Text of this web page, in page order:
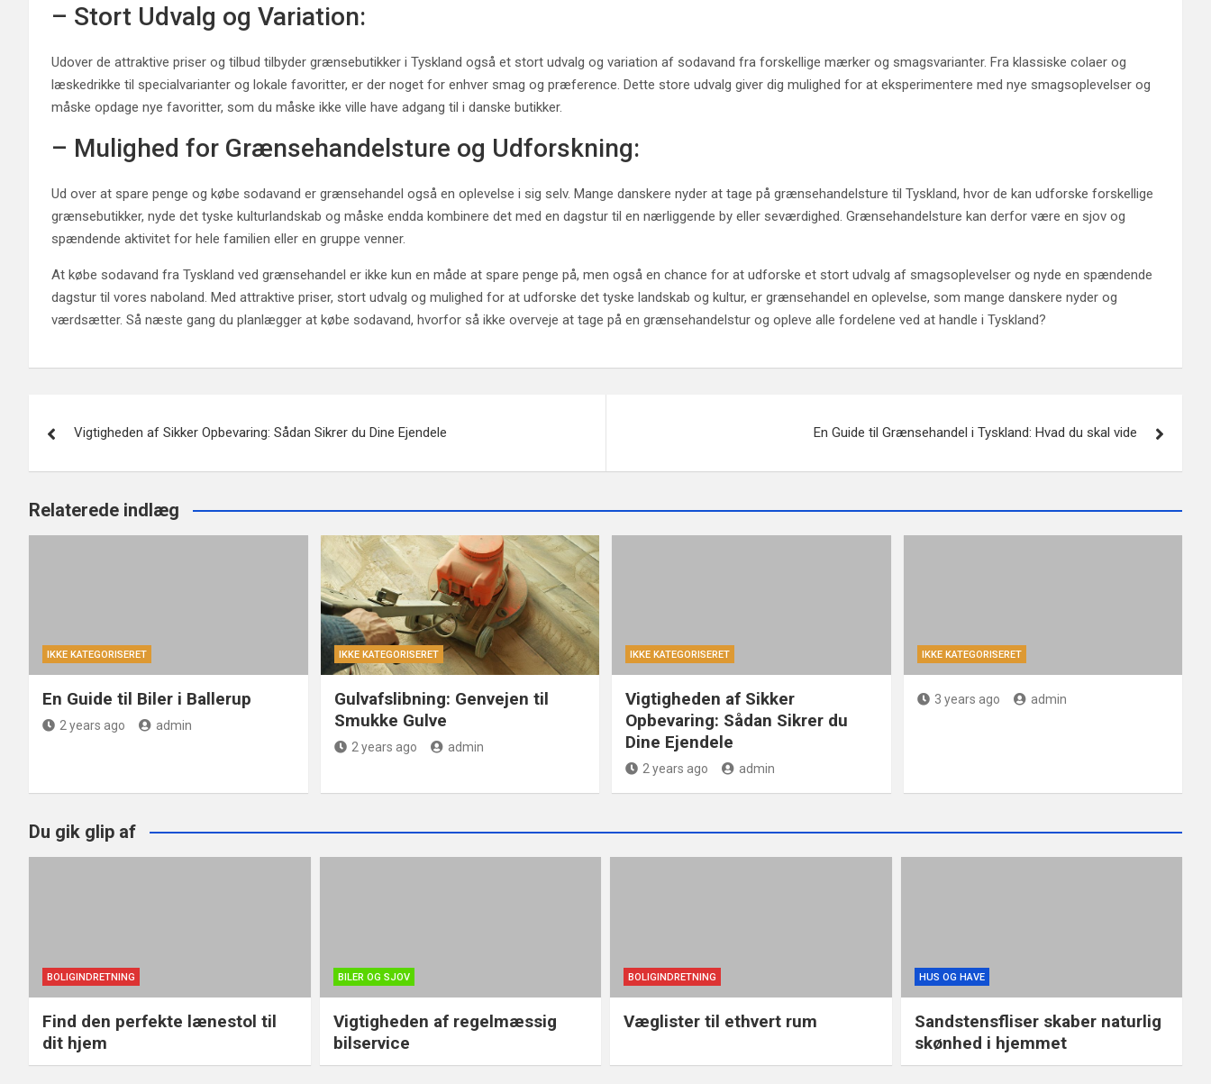
– Stort Udvalg og Variation:
Udover de attraktive priser og tilbud tilbyder grænsebutikker i Tyskland også et stort udvalg og variation af sodavand fra forskellige mærker og smagsvarianter. Fra klassiske colaer og
læskedrikke til specialvarianter og lokale favoritter, er der noget for enhver smag og præference. Dette store udvalg giver dig mulighed for at eksperimentere med nye smagsoplevelser og
måske opdage nye favoritter, som du måske ikke ville have adgang til i danske butikker.
– Mulighed for Grænsehandelsture og Udforskning:
Ud over at spare penge og købe sodavand er grænsehandel også en oplevelse i sig selv. Mange danskere nyder at tage på grænsehandelsture til Tyskland, hvor de kan udforske forskellige
grænsebutikker, nyde det tyske kulturlandskab og måske endda kombinere det med en dagstur til en nærliggende by eller seværdighed. Grænsehandelsture kan derfor være en sjov og
spændende aktivitet for hele familien eller en gruppe venner.
At købe sodavand fra Tyskland ved grænsehandel er ikke kun en måde at spare penge på, men også en chance for at udforske et stort udvalg af smagsoplevelser og nyde en spændende
dagstur til vores naboland. Med attraktive priser, stort udvalg og mulighed for at udforske det tyske landskab og kultur, er grænsehandel en oplevelse, som mange danskere nyder og
værdsætter. Så næste gang du planlægger at købe sodavand, hvorfor så ikke overveje at tage på en grænsehandelstur og opleve alle fordelene ved at handle i Tyskland?
navigation
Vigtigheden af Sikker Opbevaring: Sådan Sikrer du Dine Ejendele En Guide til Grænsehandel i Tyskland: Hvad du skal vide
Relaterede indlæg
IKKE KATEGORISERET
En Guide til Biler i Ballerup
2 years ago admin
IKKE KATEGORISERET
Gulvafslibning: Genvejen til
Smukke Gulve
2 years ago admin
IKKE KATEGORISERET
Vigtigheden af Sikker
Opbevaring: Sådan Sikrer du
Dine Ejendele
2 years ago admin
IKKE KATEGORISERET
3 years ago admin
Du gik glip af
BOLIGINDRETNING
Find den perfekte lænestol til
dit hjem
BILER OG SJOV
Vigtigheden af regelmæssig
bilservice
BOLIGINDRETNING
Væglister til ethvert rum
HUS OG HAVE
Sandstensfliser skaber naturlig
skønhed i hjemmet